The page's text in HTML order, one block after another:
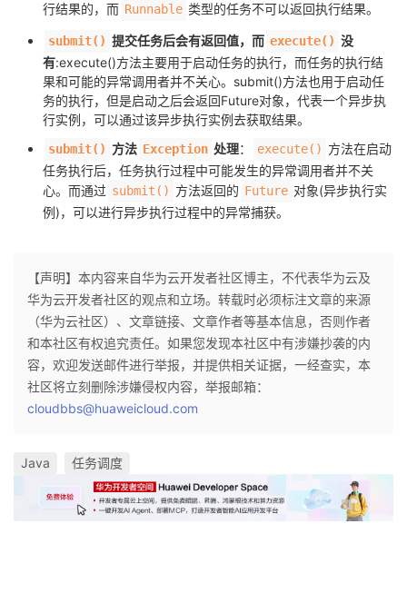
行结果的，而 Runnable 类型的任务不可以返回执行结果。
submit() 提交任务后会有返回值，而 execute() 没
有:execute()方法主要用于启动任务的执行，而任务的执行结
果和可能的异常调用者并不关心。submit()方法也用于启动任
务的执行，但是启动之后会返回Future对象，代表一个异步执
行实例，可以通过该异步执行实例去获取结果。
submit() 方法 Exception 处理： execute() 方法在启动
任务执行后，任务执行过程中可能发生的异常调用者并不关
心。而通过 submit() 方法返回的 Future 对象(异步执行实
例)，可以进行异步执行过程中的异常捕获。
【声明】本内容来自华为云开发者社区博主，不代表华为云及
华为云开发者社区的观点和立场。转载时必须标注文章的来源
（华为云社区）、文章链接、文章作者等基本信息，否则作者
和本社区有权追究责任。如果您发现本社区中有涉嫌抄袭的内
容，欢迎发送邮件进行举报，并提供相关证据，一经查实，本
社区将立刻删除涉嫌侵权内容，举报邮箱：
cloudbbs@huaweicloud.com
Java 任务调度